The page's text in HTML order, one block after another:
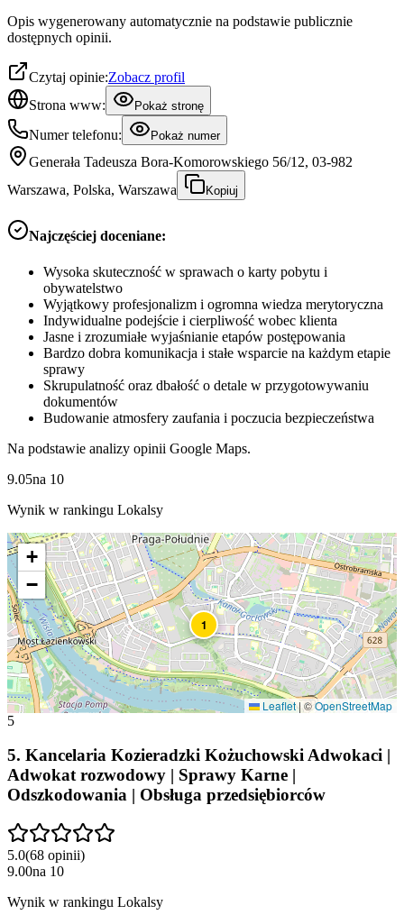
Opis wygenerowany automatycznie na podstawie publicznie
dostępnych opinii.
Czytaj opinie:Zobacz profil
Strona www:
Pokaż stronę
Numer telefonu: Pokaż numer
Generała Tadeusza Bora-Komorowskiego 56/12, 03-982
Warszawa, Polska, Warszawa
Kopiuj
Najczęściej doceniane:
Wysoka skuteczność w sprawach o karty pobytu i
obywatelstwo
Wyjątkowy profesjonalizm i ogromna wiedza merytoryczna
Indywidualne podejście i cierpliwość wobec klienta
Jasne i zrozumiałe wyjaśnianie etapów postępowania
Bardzo dobra komunikacja i stałe wsparcie na każdym etapie
sprawy
Skrupulatność oraz dbałość o detale w przygotowywaniu
dokumentów
Budowanie atmosfery zaufania i poczucia bezpieczeństwa
Na podstawie analizy opinii Google Maps.
9.05na 10
Wynik w rankingu Lokalsy
1
+
−
Leaflet|©OpenStreetMap
5
5. Kancelaria Kozieradzki Kożuchowski Adwokaci |
Adwokat rozwodowy | Sprawy Karne |
Odszkodowania | Obsługa przedsiębiorców
5.0(68 opinii)
9.00na 10
Wynik w rankingu Lokalsy